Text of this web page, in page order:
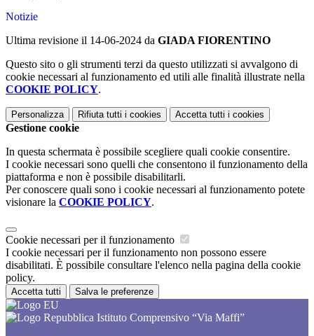
Notizie
Ultima revisione il 14-06-2024 da GIADA FIORENTINO
Questo sito o gli strumenti terzi da questo utilizzati si avvalgono di
cookie necessari al funzionamento ed utili alle finalità illustrate nella
COOKIE POLICY.
Personalizza Rifiuta tutti i cookies Accetta tutti i cookies
Gestione cookie
In questa schermata è possibile scegliere quali cookie consentire.
I cookie necessari sono quelli che consentono il funzionamento della
piattaforma e non è possibile disabilitarli.
Per conoscere quali sono i cookie necessari al funzionamento potete
visionare la COOKIE POLICY.
Cookie necessari per il funzionamento
I cookie necessari per il funzionamento non possono essere
disabilitati. È possibile consultare l'elenco nella pagina della cookie
policy.
Accetta tutti Salva le preferenze
Istituto Comprensivo “Via Maffi”